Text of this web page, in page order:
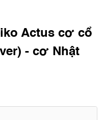
Actus cơ cổ
- cơ Nhật